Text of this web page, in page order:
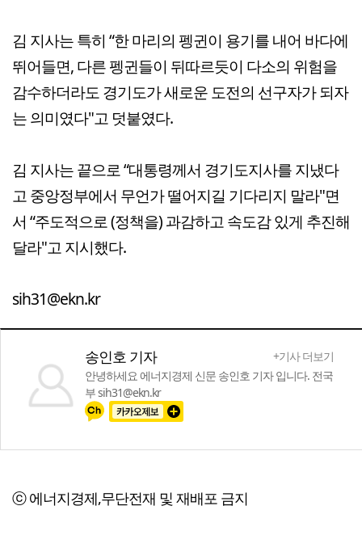
김 지사는 특히 “한 마리의 펭귄이 용기를 내어 바다에
뛰어들면, 다른 펭귄들이 뒤따르듯이 다소의 위험을
감수하더라도 경기도가 새로운 도전의 선구자가 되자
는 의미였다"고 덧붙였다.
김 지사는 끝으로 “대통령께서 경기도지사를 지냈다
고 중앙정부에서 무언가 떨어지길 기다리지 말라"면
서 “주도적으로 (정책을) 과감하고 속도감 있게 추진해
달라"고 지시했다.
sih31@ekn.kr
송인호 기자
+기사 더보기
안녕하세요 에너지경제 신문 송인호 기자 입니다. 전국
부 sih31@ekn.kr
ⓒ 에너지경제,무단전재 및 재배포 금지